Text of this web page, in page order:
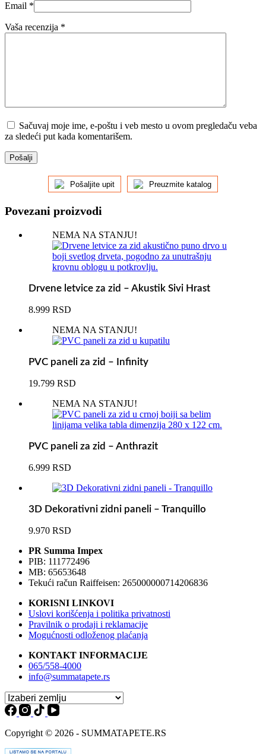
Email *
Vaša recenzija *
Sačuvaj moje ime, e-poštu i veb mesto u ovom pregledaču veba
za sledeći put kada komentarišem.
Pošalji
Pošaljite upit Preuzmite katalog
Povezani proizvodi
NEMA NA STANJU!
Drvene letvice za zid – Akustik Sivi Hrast
8.999 RSD
NEMA NA STANJU!
PVC paneli za zid – Infinity
19.799 RSD
NEMA NA STANJU!
PVC paneli za zid – Anthrazit
6.999 RSD
3D Dekorativni zidni paneli – Tranquillo
9.970 RSD
PR Summa Impex
PIB: 111772496
MB: 65653648
Tekući račun Raiffeisen: 265000000714206836
KORISNI LINKOVI
Uslovi korišćenja i politika privatnosti
Pravilnik o prodaji i reklamacije
Mogućnosti odloženog plaćanja
KONTAKT INFORMACIJE
065/558-4000
info@summatapete.rs
Copyright © 2026 - SUMMATAPETE.RS